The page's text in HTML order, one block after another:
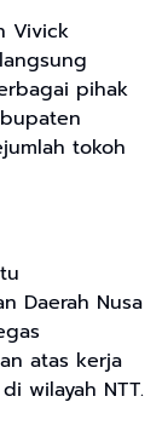
Vivick
pihak
tokoh
Daerah Nusa
atas kerja
wilayah NTT.